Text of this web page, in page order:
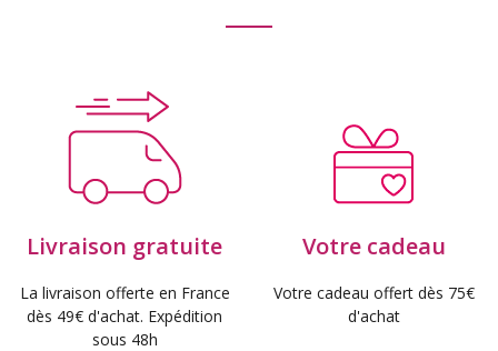
Livraison gratuite
La livraison offerte en France
dès 49€ d'achat. Expédition
sous 48h
Votre cadeau
Votre cadeau offert dès 75€
d'achat